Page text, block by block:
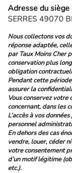
Adresse du siège
SERRES 49070
Nous collectons vos
réponse adaptée,
par Taux Moins Cher
conservation plus
obligation
Pendant cette
assurer la
Vous conservez votre
concernant, dans les
L’accès à vos
personnel
En dehors des cas
vendre, louer, céder
votre consentement
d’un motif légitime
etc.).